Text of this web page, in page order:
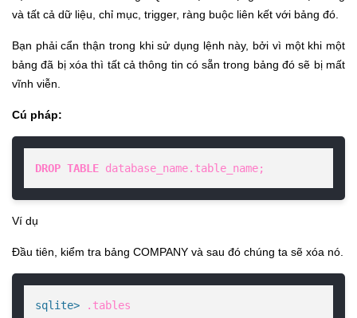
và tất cả dữ liệu, chỉ mục, trigger, ràng buộc liên kết với bảng đó.
Bạn phải cẩn thận trong khi sử dụng lệnh này, bởi vì một khi một
bảng đã bị xóa thì tất cả thông tin có sẵn trong bảng đó sẽ bị mất
vĩnh viễn.
Cú pháp:
DROP TABLE database_name.table_name;
Ví dụ
Đầu tiên, kiểm tra bảng COMPANY và sau đó chúng ta sẽ xóa nó.
sqlite>
.tables